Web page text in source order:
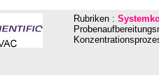
Rubriken :